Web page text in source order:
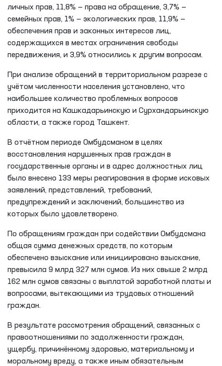
личных прав, 11,8% — права на обращение, 3,7% —
семейных прав, 1% — экологических прав, 11,9% —
обеспечения прав и законных интересов лиц,
содержащихся в местах ограничения свободы
передвижения, и 3,9% относились к другим вопросам.
При анализе обращений в территориальном разрезе с
учётом численности населения установлено, что
наибольшее количество проблемных вопросов
приходится на Кашкадарьинскую и Сурхандарьинскую
области, а также город Ташкент.
В отчётном периоде Омбудсманом в целях
восстановления нарушенных прав граждан в
государственные органы и в адрес должностных лиц
было внесено 133 меры реагирования в форме исковых
заявлений, представлений, требований,
предупреждений и заключений, большинство из
которых было удовлетворено.
По обращениям граждан при содействии Омбудсмана
общая сумма денежных средств, по которым
обеспечено взыскание или инициировано взыскание,
превысила 9 млрд 327 млн сумов. Из них свыше 2 млрд
162 млн сумов связаны с выплатой заработной платы и
вопросами, вытекающими из трудовых отношений
граждан.
В результате рассмотрения обращений, связанных с
правоотношениями по задолженности граждан,
ущербу, причинённому здоровью, материальному и
моральному вреду, а также иным обязательным